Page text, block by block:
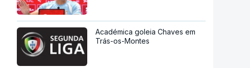
Académica goleia Chaves em
Trás-os-Montes